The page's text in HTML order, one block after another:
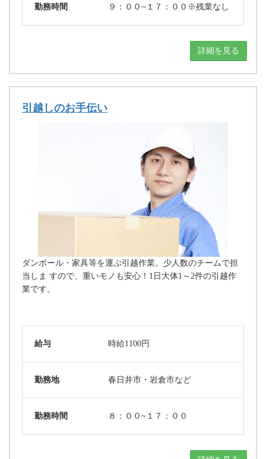
勤務時間 ９：００~１７：００※残業なし
詳細を見る
引越しのお手伝い
ダンボール・家具等を運ぶ引越作業。少人数のチームで担
当しま すので、重いモノも安心！1日大体1～2件の引越作
業です。
給与 時給1100円
勤務地 春日井市・岩倉市など
勤務時間 ８：００~１７：００